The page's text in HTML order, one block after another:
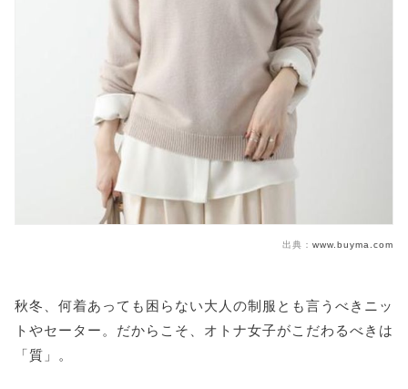
出典： www.buyma.com
秋冬、何着あっても困らない大人の制服とも言うべきニッ
トやセーター。だからこそ、オトナ女子がこだわるべきは
「質」。